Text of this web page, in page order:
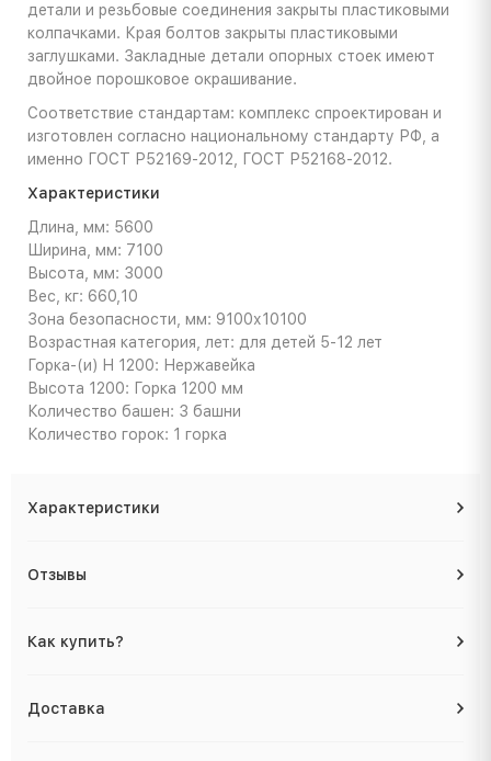
детали и резьбовые соединения закрыты пластиковыми
колпачками. Края болтов закрыты пластиковыми
заглушками. Закладные детали опорных стоек имеют
двойное порошковое окрашивание.
Соответствие стандартам: комплекс спроектирован и
изготовлен согласно национальному стандарту РФ, а
именно ГОСТ Р52169-2012, ГОСТ Р52168-2012.
Характеристики
Длина, мм: 5600
Ширина, мм: 7100
Высота, мм: 3000
Вес, кг: 660,10
Зона безопасности, мм: 9100х10100
Возрастная категория, лет: для детей 5-12 лет
Горка-(и) H 1200: Нержавейка
Высота 1200: Горка 1200 мм
Количество башен: 3 башни
Количество горок: 1 горка
Характеристики
Отзывы
Как купить?
Доставка